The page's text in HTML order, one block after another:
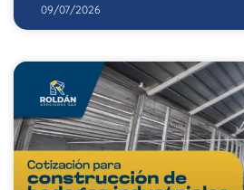
09/07/2026